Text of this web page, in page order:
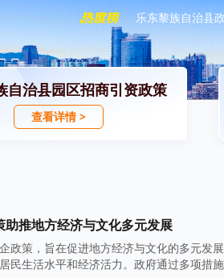
乐东黎族自治县
自治县园区招商引资政策
查看详情 >
推地方经济与文化多元发展
政策，旨在促进地方经济与文化的多元发
民生活水平和经济活力。政府通过多项措